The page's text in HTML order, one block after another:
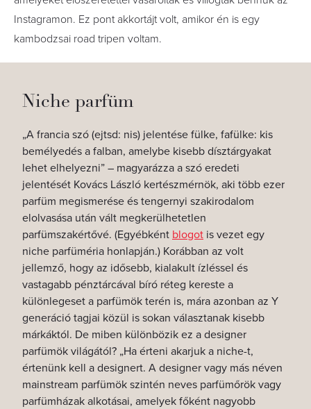
Instagramon. Ez pont akkortájt volt, amikor én is egy
kambodzsai road tripen voltam.
Niche parfüm
„A francia szó (ejtsd: nis) jelentése fülke, fafülke: kis
bemélyedés a falban, amelybe kisebb dísztárgyakat
lehet elhelyezni” – magyarázza a szó eredeti
jelentését Kovács László kertészmérnök, aki több ezer
parfüm megismerése és tengernyi szakirodalom
elolvasása után vált megkerülhetetlen
parfümszakértővé. (Egyébként blogot is vezet egy
niche parfüméria honlapján.) Korábban az volt
jellemző, hogy az idősebb, kialakult ízléssel és
vastagabb pénztárcával bíró réteg kereste a
különlegeset a parfümök terén is, mára azonban az Y
generáció tagjai közül is sokan választanak kisebb
márkáktól. De miben különbözik ez a designer
parfümök világától? „Ha érteni akarjuk a niche-t,
értenünk kell a designert. A designer vagy más néven
mainstream parfümök szintén neves parfümőrök vagy
parfümházak alkotásai, amelyek főként nagyobb